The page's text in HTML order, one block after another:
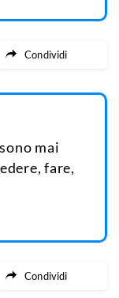
Condividi
mai
fare,
Condividi